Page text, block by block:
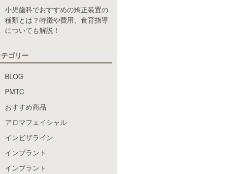
小児歯科でおすすめの矯正装置の
種類とは？特徴や費用、食育指導
についても解説！
ゴリー
BLOG
PMTC
おすすめ商品
アロマフェイシャル
インビザライン
インプラント
インプラント